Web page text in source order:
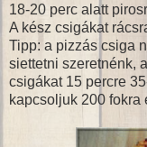
18-20 perc alatt
A kész csigákat
Tipp: a pizzás csiga
siettetni szeretnénk,
csigákat 15 percre
kapcsoljuk 200 fokra